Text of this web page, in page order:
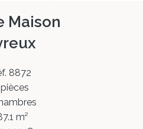
Maison
8872
m²